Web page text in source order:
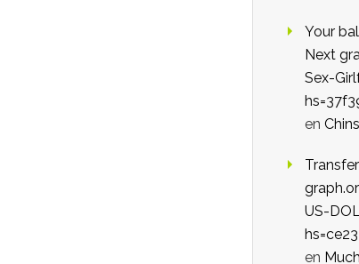
Your
Next
Sex-
en
US-
en